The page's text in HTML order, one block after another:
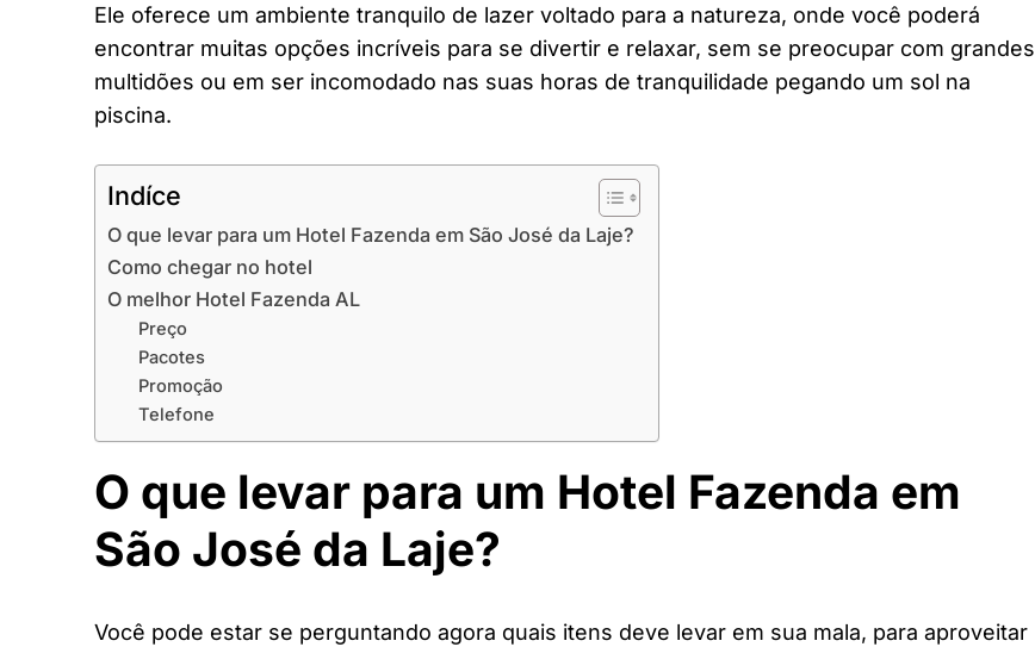
Ele oferece um ambiente tranquilo de lazer voltado para a natureza, onde você poderá
encontrar muitas opções incríveis para se divertir e relaxar, sem se preocupar com grandes
multidões ou em ser incomodado nas suas horas de tranquilidade pegando um sol na
piscina.
Indíce
O que levar para um Hotel Fazenda em São José da Laje?
Como chegar no hotel
O melhor Hotel Fazenda AL
Preço
Pacotes
Promoção
Telefone
O que levar para um Hotel Fazenda em
São José da Laje?
Você pode estar se perguntando agora quais itens deve levar em sua mala, para aproveitar